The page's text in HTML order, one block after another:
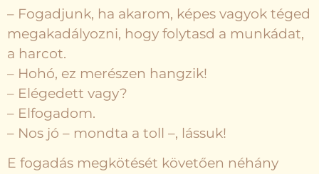
– Fogadjunk, ha akarom, képes vagyok téged
megakadályozni, hogy folytasd a munkádat,
a harcot.
– Hohó, ez merészen hangzik!
– Elégedett vagy?
– Elfogadom.
– Nos jó – mondta a toll –‚ lássuk!
E fogadás megkötését követően néhány